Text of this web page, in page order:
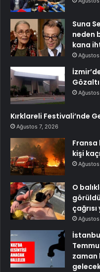
Suna
neden
kana
Gözaltı
Kırklareli Festivali’nde
Ağustos 7, 2026
Fransa
kişi
O
çağrısı
zaman